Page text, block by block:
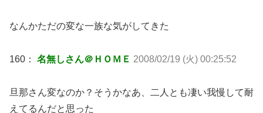
なんかただの変な一族な気がしてきた
160： 名無しさん＠ＨＯＭＥ 2008/02/19 (火) 00:25:52
旦那さん変なのか？そうかなあ、二人とも凄い我慢して耐
えてるんだと思った